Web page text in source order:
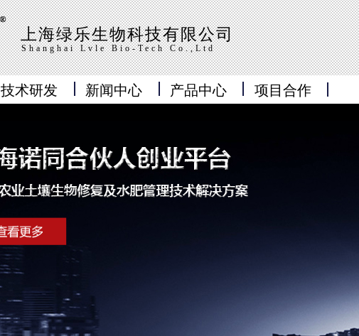
上海绿乐生物科技有限公司
Shanghai Lvle Bio-Tech Co.,Ltd
技术研发 新闻中心 产品中心 项目合作